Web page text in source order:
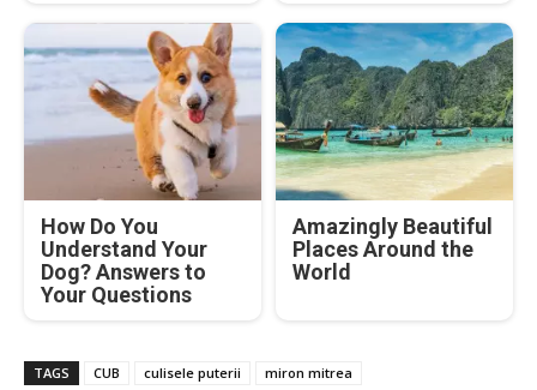
How Do You
Understand Your
Dog? Answers to
Your Questions
Amazingly Beautiful
Places Around the
World
TAGS CUB culisele puterii miron mitrea